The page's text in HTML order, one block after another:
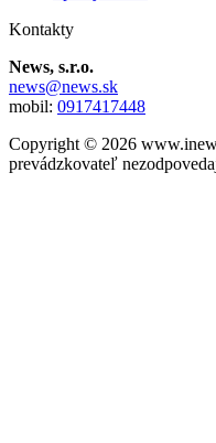
Kontakty
News, s.r.o.
news@news.sk
mobil: 0917417448
Copyright © 2026
prevádzkovateľ